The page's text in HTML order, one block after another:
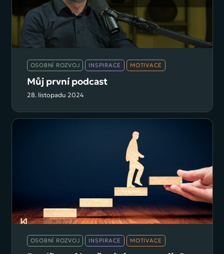
OSOBNÍ ROZVOJ INSPIRACE MOTIVACE
Můj první podcast
28. listopadu 2024
OSOBNÍ ROZVOJ INSPIRACE MOTIVACE